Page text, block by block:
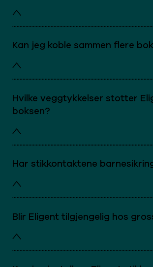
Kan jeg koble sammen flere
Hvilke veggtykkelser stotter
boksen?
Har stikkontaktene
Blir Eligent tilgjengelig hos